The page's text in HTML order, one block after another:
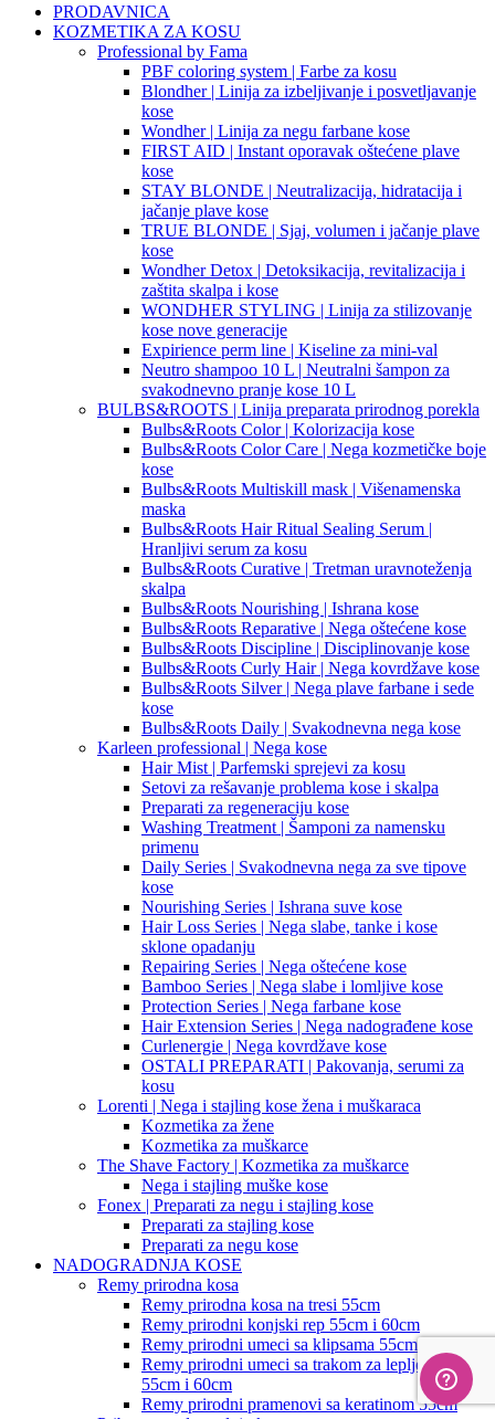
PRODAVNICA
KOZMETIKA ZA KOSU
Professional by Fama
PBF coloring system | Farbe za kosu
Blondher | Linija za izbeljivanje i posvetljavanje
kose
Wondher | Linija za negu farbane kose
FIRST AID | Instant oporavak oštećene plave
kose
STAY BLONDE | Neutralizacija, hidratacija i
jačanje plave kose
TRUE BLONDE | Sjaj, volumen i jačanje plave
kose
Wondher Detox | Detoksikacija, revitalizacija i
zaštita skalpa i kose
WONDHER STYLING | Linija za stilizovanje
kose nove generacije
Expirience perm line | Kiseline za mini-val
Neutro shampoo 10 L | Neutralni šampon za
svakodnevno pranje kose 10 L
BULBS&ROOTS | Linija preparata prirodnog porekla
Bulbs&Roots Color | Kolorizacija kose
Bulbs&Roots Color Care | Nega kozmetičke boje
kose
Bulbs&Roots Multiskill mask | Višenamenska
maska
Bulbs&Roots Hair Ritual Sealing Serum |
Hranljivi serum za kosu
Bulbs&Roots Curative | Tretman uravnoteženja
skalpa
Bulbs&Roots Nourishing | Ishrana kose
Bulbs&Roots Reparative | Nega oštećene kose
Bulbs&Roots Discipline | Disciplinovanje kose
Bulbs&Roots Curly Hair | Nega kovrdžave kose
Bulbs&Roots Silver | Nega plave farbane i sede
kose
Bulbs&Roots Daily | Svakodnevna nega kose
Karleen professional | Nega kose
Hair Mist | Parfemski sprejevi za kosu
Setovi za rešavanje problema kose i skalpa
Preparati za regeneraciju kose
Washing Treatment | Šamponi za namensku
primenu
Daily Series | Svakodnevna nega za sve tipove
kose
Nourishing Series | Ishrana suve kose
Hair Loss Series | Nega slabe, tanke i kose
sklone opadanju
Repairing Series | Nega oštećene kose
Bamboo Series | Nega slabe i lomljive kose
Protection Series | Nega farbane kose
Hair Extension Series | Nega nadograđene kose
Curlenergie | Nega kovrdžave kose
OSTALI PREPARATI | Pakovanja, serumi za
kosu
Lorenti | Nega i stajling kose žena i muškaraca
Kozmetika za žene
Kozmetika za muškarce
The Shave Factory | Kozmetika za muškarce
Nega i stajling muške kose
Fonex | Preparati za negu i stajling kose
Preparati za stajling kose
Preparati za negu kose
NADOGRADNJA KOSE
Remy prirodna kosa
Remy prirodna kosa na tresi 55cm
Remy prirodni konjski rep 55cm i 60cm
Remy prirodni umeci sa klipsama 55cm i 60cm
Remy prirodni umeci sa trakom za lepljenje
55cm i 60cm
Remy prirodni pramenovi sa keratinom 55cm